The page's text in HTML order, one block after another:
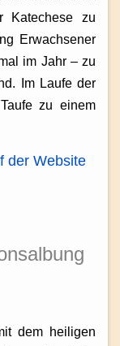
Katechese zu
Erwachsener
im Jahr – zu
Im Laufe der
zu einem
der Website
dem heiligen